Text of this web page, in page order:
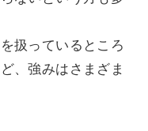
扱っているところ
、強みはさまざま